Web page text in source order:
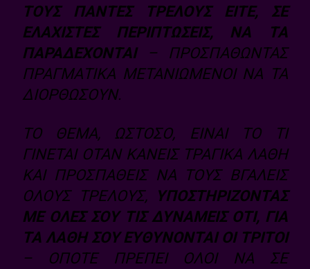
ΤΟΥΣ ΠΆΝΤΕΣ ΤΡΕΛΟΎΣ ΕΊΤΕ, ΣΕ
ΕΛΆΧΙΣΤΕΣ ΠΕΡΙΠΤΏΣΕΙΣ, ΝΑ ΤΑ
ΠΑΡΑΔΈΧΟΝΤΑΙ
– ΠΡΟΣΠΑΘΏΝΤΑΣ
ΠΡΑΓΜΑΤΙΚΆ ΜΕΤΑΝΙΩΜΈΝΟΙ ΝΑ ΤΑ
ΔΙΟΡΘΏΣΟΥΝ.
ΤΟ ΘΈΜΑ, ΩΣΤΌΣΟ, ΕΊΝΑΙ ΤΟ ΤΙ
ΓΊΝΕΤΑΙ ΌΤΑΝ ΚΆΝΕΙΣ ΤΡΑΓΙΚΆ ΛΆΘΗ
ΚΑΙ ΠΡΟΣΠΑΘΕΊΣ ΝΑ ΤΟΥΣ ΒΓΆΛΕΙΣ
ΌΛΟΥΣ ΤΡΕΛΟΎΣ,
ΥΠΟΣΤΗΡΊΖΟΝΤΑΣ
ΜΕ ΌΛΕΣ ΣΟΥ ΤΙΣ ΔΥΝΆΜΕΙΣ ΌΤΙ, ΓΙΑ
ΤΑ ΛΆΘΗ ΣΟΥ ΕΥΘΎΝΟΝΤΑΙ ΟΙ ΤΡΊΤΟΙ
– ΟΠΌΤΕ ΠΡΈΠΕΙ ΌΛΟΙ ΝΑ ΣΕ